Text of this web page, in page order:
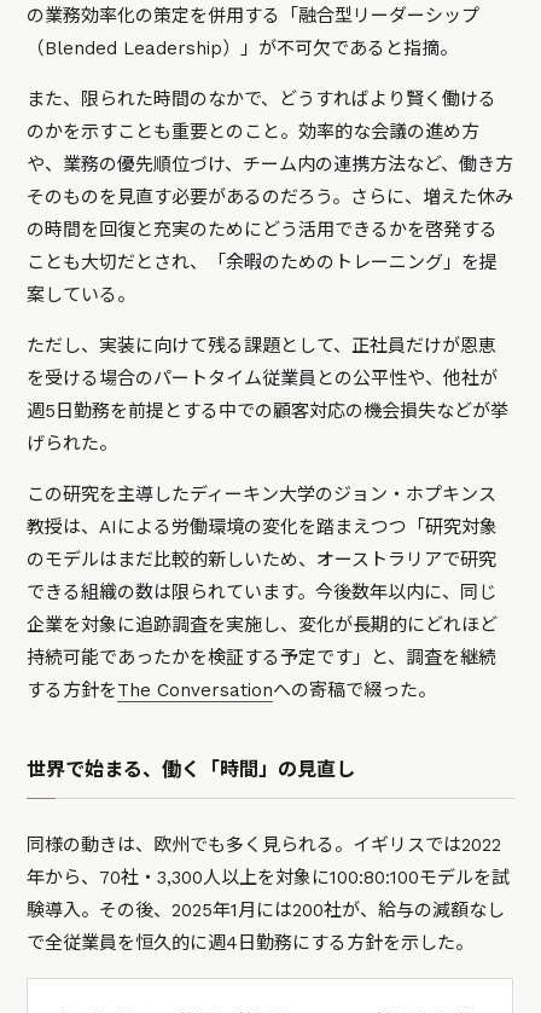
の業務効率化の策定を併用する「融合型リーダーシップ
（Blended Leadership）」が不可欠であると指摘。
また、限られた時間のなかで、どうすればより賢く働ける
のかを示すことも重要とのこと。効率的な会議の進め方
や、業務の優先順位づけ、チーム内の連携方法など、働き方
そのものを見直す必要があるのだろう。さらに、増えた休み
の時間を回復と充実のためにどう活用できるかを啓発する
ことも大切だとされ、「余暇のためのトレーニング」を提
案している。
ただし、実装に向けて残る課題として、正社員だけが恩恵
を受ける場合のパートタイム従業員との公平性や、他社が
週5日勤務を前提とする中での顧客対応の機会損失などが挙
げられた。
この研究を主導したディーキン大学のジョン・ホプキンス
教授は、AIによる労働環境の変化を踏まえつつ 「研究対象
のモデルはまだ比較的新しいため、オーストラリアで研究
できる組織の数は限られています。今後数年以内に、同じ
企業を対象に追跡調査を実施し、変化が長期的にどれほど
持続可能であったかを検証する予定です」
と、調査を継続
する方針をThe Conversationへの寄稿で綴った。
世界で始まる、働く「時間」の見直し
同様の動きは、欧州でも多く見られる。イギリスでは2022
年から、70社・3,300人以上を対象に100:80:100モデルを試
験導入。その後、2025年1月には200社が、給与の減額なし
で全従業員を恒久的に週4日勤務にする方針を示した。